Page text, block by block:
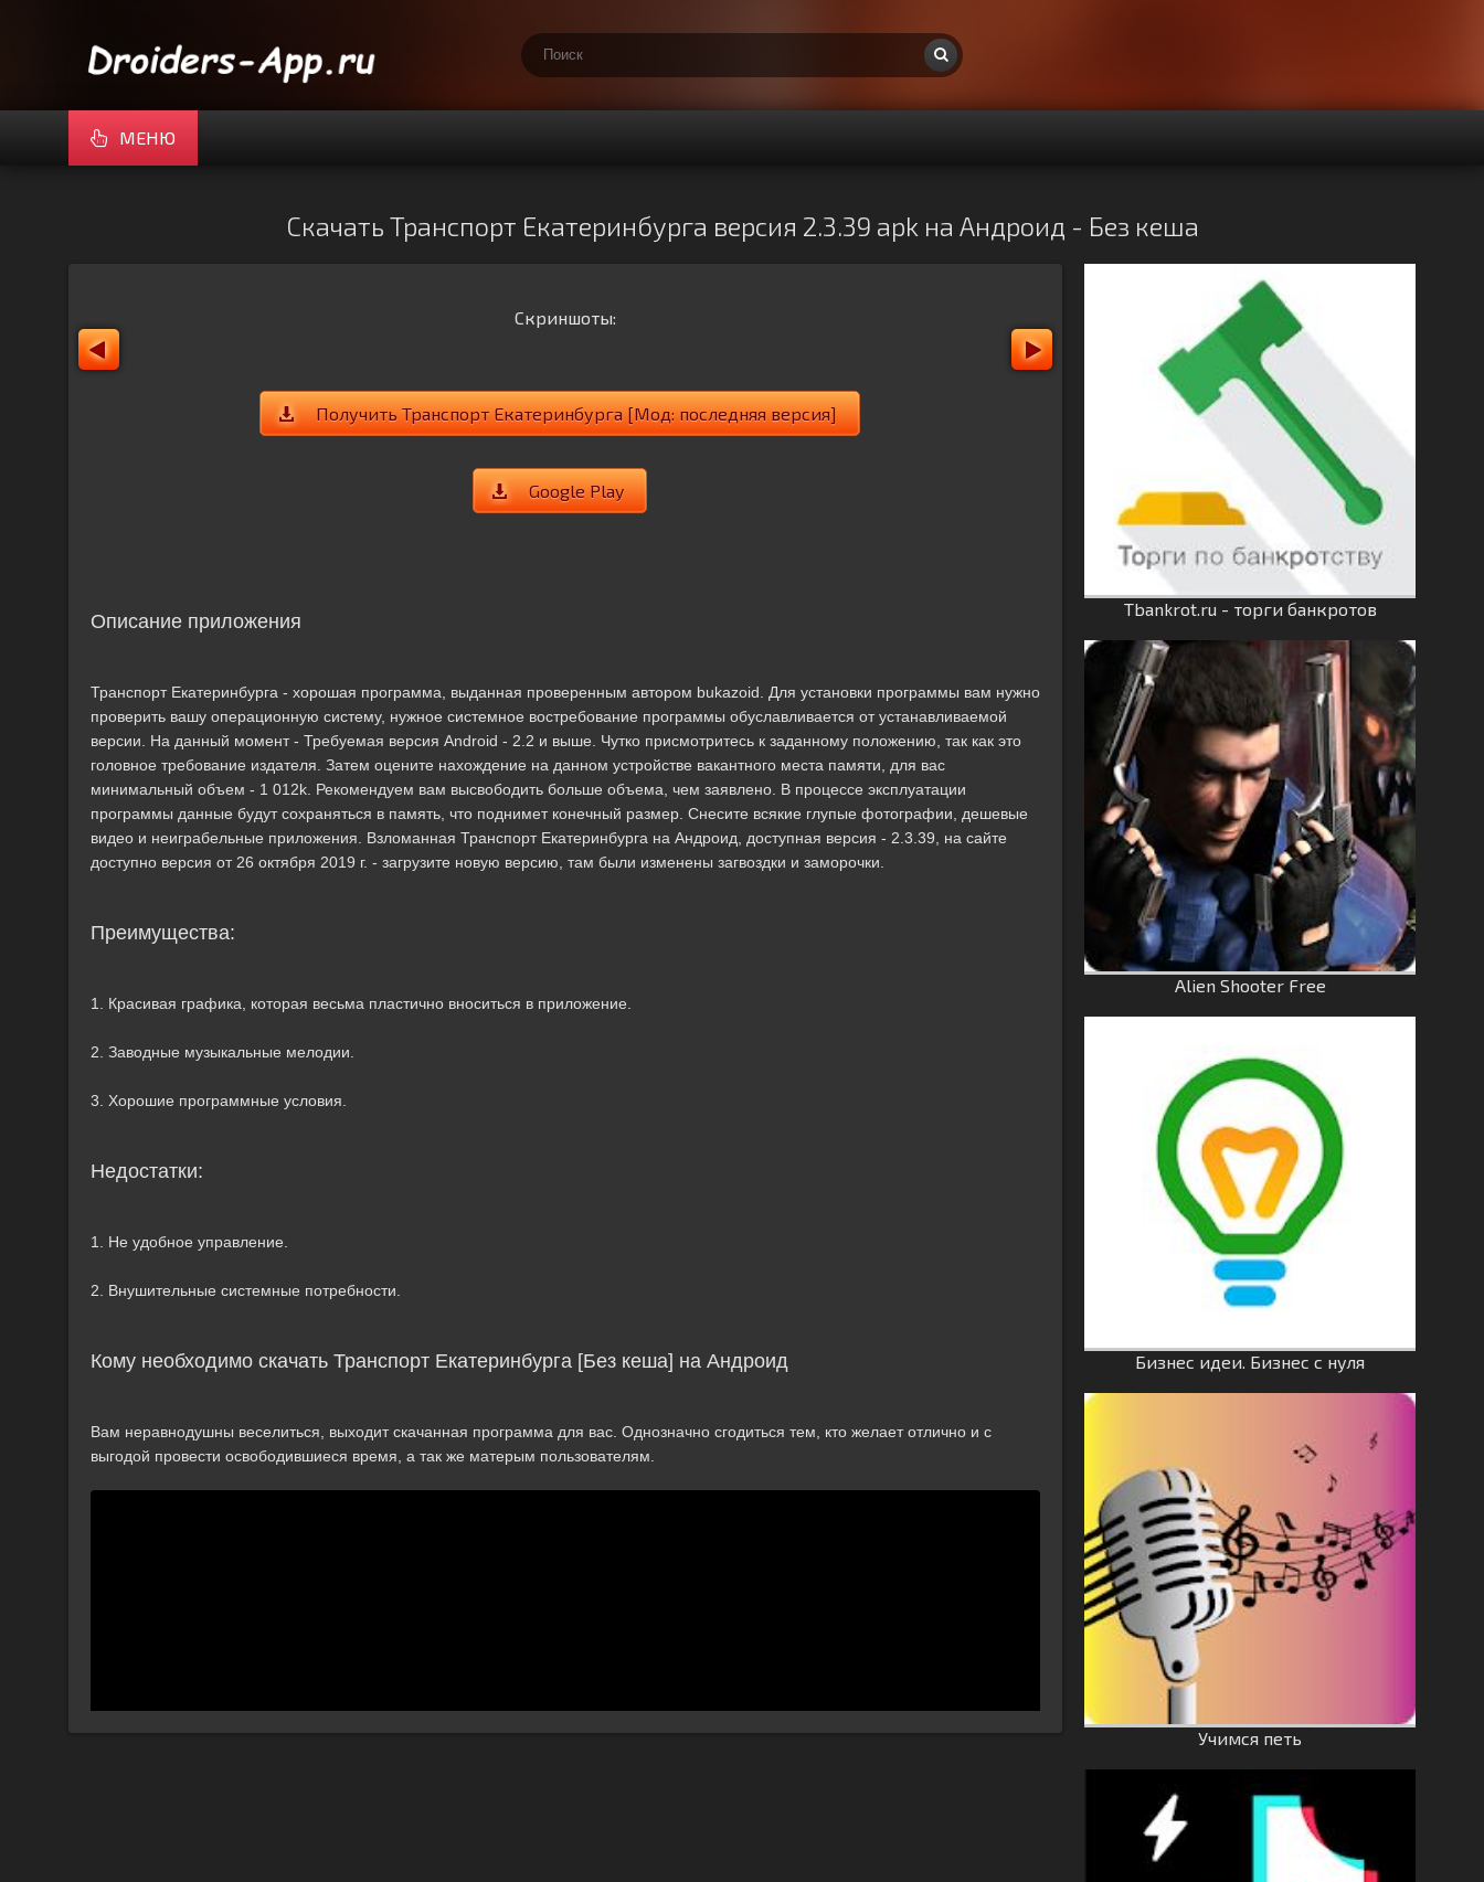
МЕНЮ
Скачать Транспорт Екатеринбурга версия 2.3.39 apk на Андроид - Без кеша
Скриншоты:
Получить Транспорт Екатеринбурга [Мод: последняя версия]
Google Play
Описание приложения
Транспорт Екатеринбурга - хорошая программа, выданная проверенным автором bukazoid. Для установки программы вам нужно
проверить вашу операционную систему, нужное системное востребование программы обуславливается от устанавливаемой
версии. На данный момент - Требуемая версия Android - 2.2 и выше. Чутко присмотритесь к заданному положению, так как это
головное требование издателя. Затем оцените нахождение на данном устройстве вакантного места памяти, для вас
минимальный объем - 1 012k. Рекомендуем вам высвободить больше объема, чем заявлено. В процессе эксплуатации
программы данные будут сохраняться в память, что поднимет конечный размер. Снесите всякие глупые фотографии, дешевые
видео и неиграбельные приложения. Взломанная Транспорт Екатеринбурга на Андроид, доступная версия - 2.3.39, на сайте
доступно версия от 26 октября 2019 г. - загрузите новую версию, там были изменены загвоздки и заморочки.
Преимущества:
1. Красивая графика, которая весьма пластично вноситься в приложение.
2. Заводные музыкальные мелодии.
3. Хорошие программные условия.
Недостатки:
1. Не удобное управление.
2. Внушительные системные потребности.
Кому необходимо скачать Транспорт Екатеринбурга [Без кеша] на Андроид
Вам неравнодушны веселиться, выходит скачанная программа для вас. Однозначно сгодиться тем, кто желает отлично и с
выгодой провести освободившиеся время, а так же матерым пользователям.
Tbankrot.ru - торги банкротов
Alien Shooter Free
Бизнес идеи. Бизнес с нуля
Учимся петь